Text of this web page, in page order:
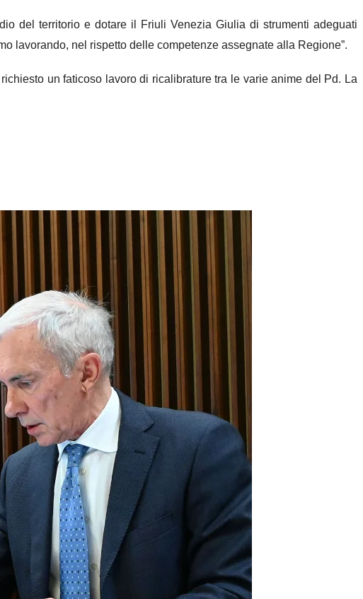
del territorio e dotare il Friuli Venezia Giulia di strumenti adeguati
lavorando, nel rispetto delle competenze assegnate alla Regione”.
un faticoso lavoro di ricalibrature tra le varie anime del Pd. La